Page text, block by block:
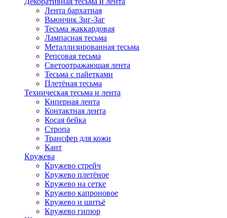
Лента бархатная
Вьюнчик Зиг-Заг
Тесьма жаккардовая
Лампасная тесьма
Металлизированная тесьма
Репсовая тесьма
Светоотражающая лента
Тесьма с пайетками
Плетёная тесьма
Техническая тесьма и лента
Киперная лента
Контактная лента
Косая бейка
Стропа
Трансфер для кожи
Кант
Кружева
Кружево стрейч
Кружево плетёное
Кружево на сетке
Кружево капроновое
Кружево и шитьё
Кружево гипюр